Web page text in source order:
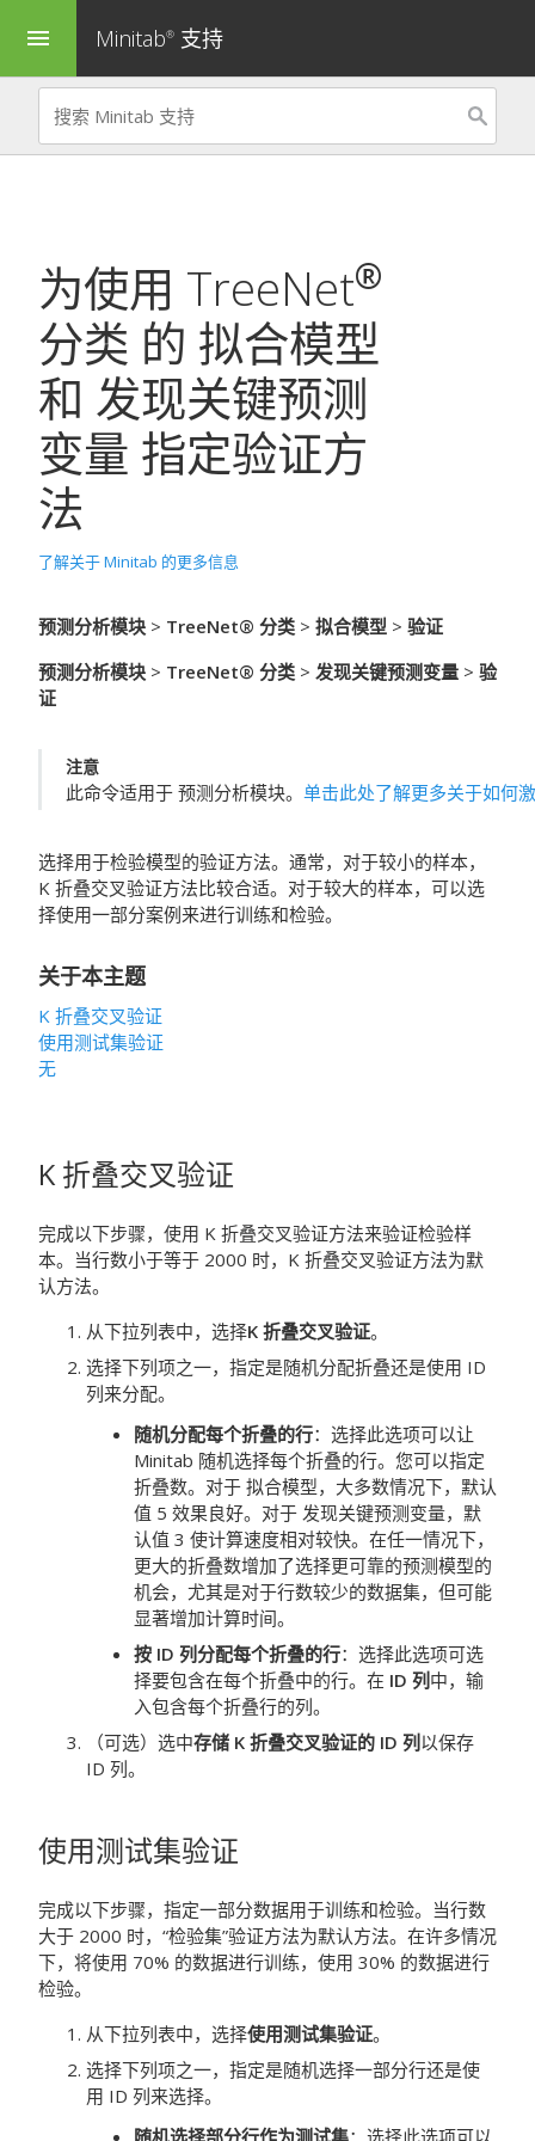
menu Minitab® 支持
为使用 TreeNet®
分类 的 拟合模型
和 发现关键预测
变量 指定验证方
法
了解关于 Minitab 的更多信息
预测分析模块 > TreeNet® 分类 > 拟合模型 > 验证
预测分析模块 > TreeNet® 分类 > 发现关键预测变量 > 验
证
注意
此命令适用于 预测分析模块。 单击此处了解更多关于如何
选择用于检验模型的验证方法。通常，对于较小的样本，
K 折叠交叉验证方法比较合适。对于较大的样本，可以选
择使用一部分案例来进行训练和检验。
关于本主题
K 折叠交叉验证
使用测试集验证
无
K 折叠交叉验证
完成以下步骤，使用 K 折叠交叉验证方法来验证检验样
本。当行数小于等于 2000 时，K 折叠交叉验证方法为默
认方法。
从下拉列表中，选择K 折叠交叉验证。
选择下列项之一，指定是随机分配折叠还是使用 ID
列来分配。
随机分配每个折叠的行：选择此选项可以让
Minitab 随机选择每个折叠的行。您可以指定
折叠数。对于 拟合模型，大多数情况下，默认
值 5 效果良好。对于 发现关键预测变量，默
认值 3 使计算速度相对较快。在任一情况下，
更大的折叠数增加了选择更可靠的预测模型的
机会，尤其是对于行数较少的数据集，但可能
显著增加计算时间。
按 ID 列分配每个折叠的行：选择此选项可选
择要包含在每个折叠中的行。在 ID 列 中，输
入包含每个折叠行的列。
（可选）选中存储 K 折叠交叉验证的 ID 列 以保存
ID 列。
使用测试集验证
完成以下步骤，指定一部分数据用于训练和检验。当行数
大于 2000 时，“检验集”验证方法为默认方法。在许多情况
下，将使用 70% 的数据进行训练，使用 30% 的数据进行
检验。
从下拉列表中，选择使用测试集验证。
选择下列项之一，指定是随机选择一部分行还是使
用 ID 列来选择。
随机选择部分行作为测试集：选择此选项可以